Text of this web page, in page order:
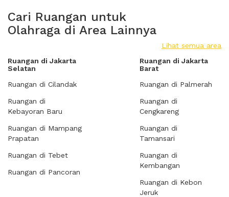
Cari Ruangan untuk
Olahraga di Area Lainnya
Lihat semua area
Ruangan di Jakarta
Selatan
Ruangan di Cilandak
Ruangan di
Kebayoran Baru
Ruangan di Mampang
Prapatan
Ruangan di Tebet
Ruangan di Pancoran
Ruangan di Jakarta
Barat
Ruangan di Palmerah
Ruangan di
Cengkareng
Ruangan di
Tamansari
Ruangan di
Kembangan
Ruangan di Kebon
Jeruk